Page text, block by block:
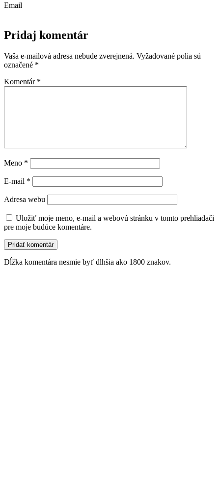
Email
Pridaj komentár
Vaša e-mailová adresa nebude zverejnená. Vyžadované polia sú
označené *
Komentár *
Meno *
E-mail *
Adresa webu
Uložiť moje meno, e-mail a webovú stránku v tomto prehliadači
pre moje budúce komentáre.
Dĺžka komentára nesmie byť dlhšia ako 1800 znakov.